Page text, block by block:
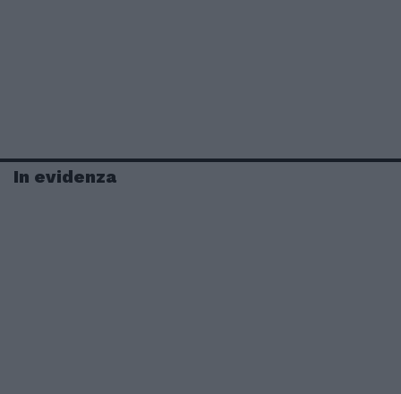
In evidenza